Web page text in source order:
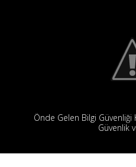
Önde Gelen Bilgi Güvenliği
Güvenlik